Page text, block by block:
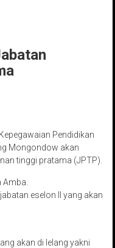
Pendidikan
Mongondow akan
tinggi pratama (JPTP).
eselon II yang akan
akan di lelang yakni